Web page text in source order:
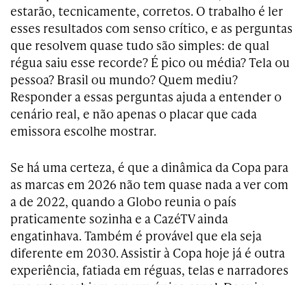
estarão, tecnicamente, corretos. O trabalho é ler
esses resultados com senso crítico, e as perguntas
que resolvem quase tudo são simples: de qual
régua saiu esse recorde? É pico ou média? Tela ou
pessoa? Brasil ou mundo? Quem mediu?
Responder a essas perguntas ajuda a entender o
cenário real, e não apenas o placar que cada
emissora escolhe mostrar.
Se há uma certeza, é que a dinâmica da Copa para
as marcas em 2026 não tem quase nada a ver com
a de 2022, quando a Globo reunia o país
praticamente sozinha e a CazéTV ainda
engatinhava. Também é provável que ela seja
diferente em 2030. Assistir à Copa hoje já é outra
experiência, fatiada em réguas, telas e narradores